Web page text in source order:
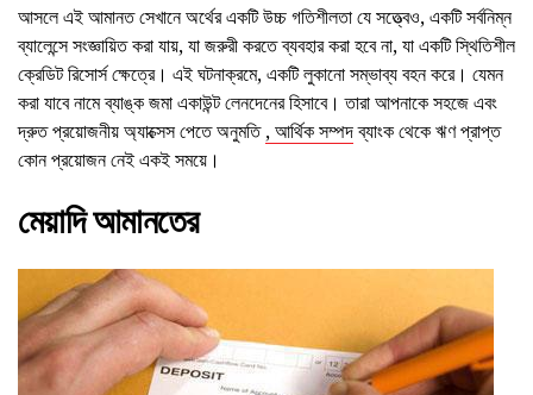
আসলে এই আমানত সেখানে অর্থের একটি উচ্চ গতিশীলতা যে সত্ত্বেও, একটি সর্বনিম্ন
ব্যালেন্সে সংজ্ঞায়িত করা যায়, যা জরুরী করতে ব্যবহার করা হবে না, যা একটি স্থিতিশীল
ক্রেডিট রিসোর্স ক্ষেত্রে। এই ঘটনাক্রমে, একটি লুকানো সম্ভাব্য বহন করে। যেমন
করা যাবে নামে ব্যাঙ্ক জমা একাউন্ট লেনদেনের হিসাবে। তারা আপনাকে সহজে এবং
দ্রুত প্রয়োজনীয় অ্যাক্সেস পেতে অনুমতি, আর্থিক সম্পদব্যাংক থেকে ঋণ প্রাপ্ত
কোন প্রয়োজন নেই একই সময়ে।
মেয়াদি আমানতের